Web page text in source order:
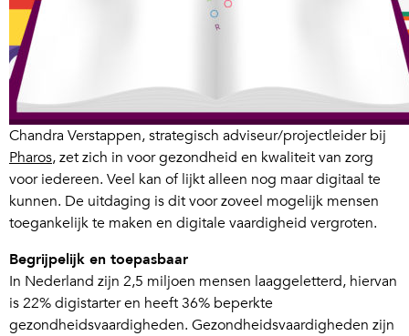
Chandra Verstappen, strategisch adviseur/projectleider bij
Pharos, zet zich in voor gezondheid en kwaliteit van zorg
voor iedereen. Veel kan of lijkt alleen nog maar digitaal te
kunnen. De uitdaging is dit voor zoveel mogelijk mensen
toegankelijk te maken en digitale vaardigheid vergroten.
Begrijpelijk en toepasbaar
In Nederland zijn 2,5 miljoen mensen laaggeletterd, hiervan
is 22% digistarter en heeft 36% beperkte
gezondheidsvaardigheden. Gezondheidsvaardigheden zijn